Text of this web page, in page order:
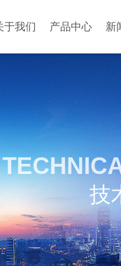
于我们 产品中心 新
技